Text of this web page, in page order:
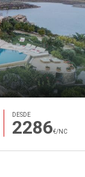
DESDE
2286€/NC